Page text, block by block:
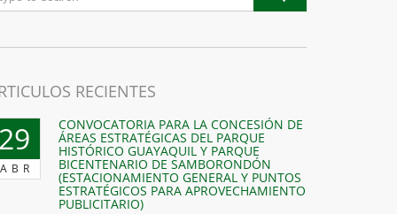
RECIENTES
ABR
CONVOCATORIA PARA LA CONCESIÓN DE
ÁREAS ESTRATÉGICAS DEL PARQUE
HISTÓRICO GUAYAQUIL Y PARQUE
BICENTENARIO DE SAMBORONDÓN
(ESTACIONAMIENTO GENERAL Y PUNTOS
ESTRATÉGICOS PARA APROVECHAMIENTO
PUBLICITARIO)